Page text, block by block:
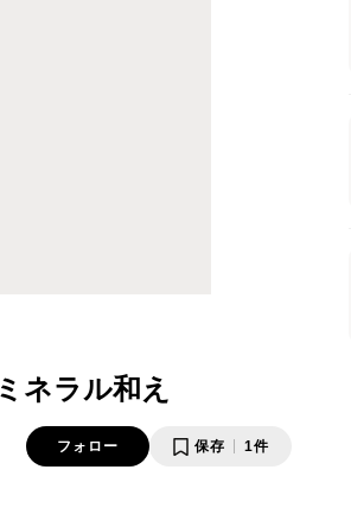
ネラル和え
フォロー 保存 1件